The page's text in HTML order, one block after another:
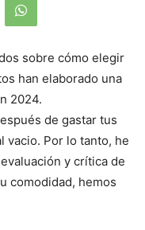
sobre cómo elegir
han elaborado una
2024.
de gastar tus
vacio. Por lo tanto, he
y crítica de
comodidad, hemos